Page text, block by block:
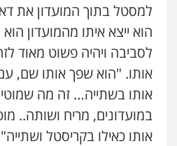
למסטל בתוך המועדון את
הוא ייצא איתו מהמועדון הוא
לסביבה ויהיה פשוט מאוד
אותו. "הוא שפך אותו שם,
אותו בשתייה… זה מה
במועדונים, מריח ושותה..
אותו כאילו בקריסטל